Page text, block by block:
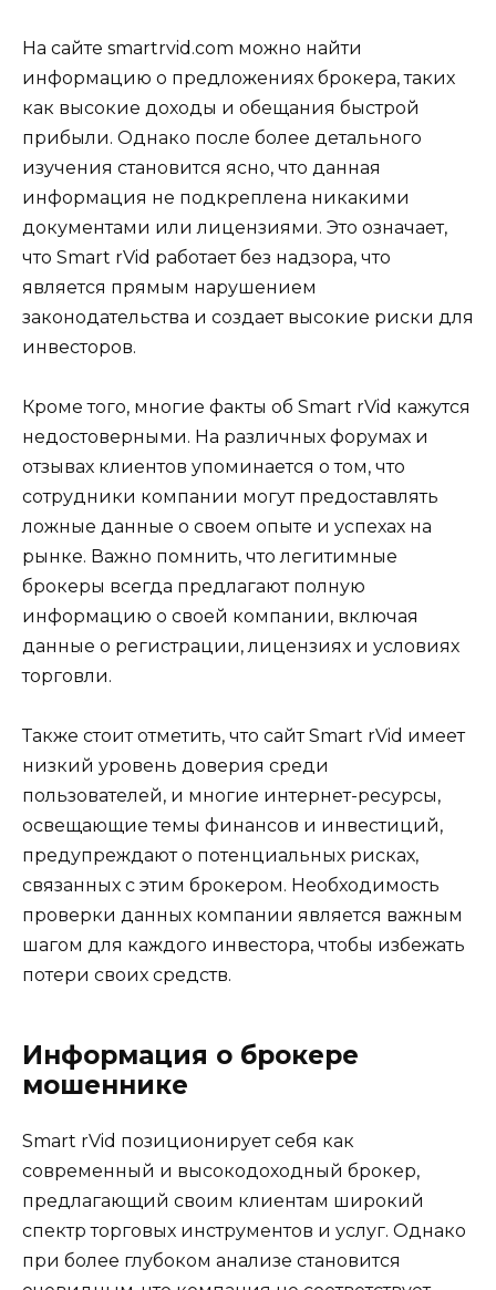
На сайте smartrvid.com можно найти
информацию о предложениях брокера, таких
как высокие доходы и обещания быстрой
прибыли. Однако после более детального
изучения становится ясно, что данная
информация не подкреплена никакими
документами или лицензиями. Это означает,
что Smart rVid работает без надзора, что
является прямым нарушением
законодательства и создает высокие риски для
инвесторов.
Кроме того, многие факты об Smart rVid кажутся
недостоверными. На различных форумах и
отзывах клиентов упоминается о том, что
сотрудники компании могут предоставлять
ложные данные о своем опыте и успехах на
рынке. Важно помнить, что легитимные
брокеры всегда предлагают полную
информацию о своей компании, включая
данные о регистрации, лицензиях и условиях
торговли.
Также стоит отметить, что сайт Smart rVid имеет
низкий уровень доверия среди
пользователей, и многие интернет-ресурсы,
освещающие темы финансов и инвестиций,
предупреждают о потенциальных рисках,
связанных с этим брокером. Необходимость
проверки данных компании является важным
шагом для каждого инвестора, чтобы избежать
потери своих средств.
Информация о брокере
мошеннике
Smart rVid позиционирует себя как
современный и высокодоходный брокер,
предлагающий своим клиентам широкий
спектр торговых инструментов и услуг. Однако
при более глубоком анализе становится